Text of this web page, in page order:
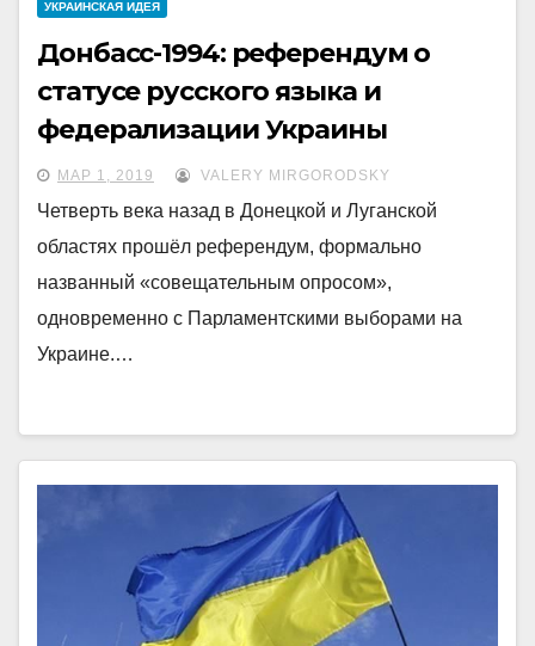
УКРАИНCКАЯ ИДЕЯ
Донбасс-1994: референдум о
статусе русского языка и
федерализации Украины
МАР 1, 2019 VALERY MIRGORODSKY
Четверть века назад в Донецкой и Луганской
областях прошёл референдум, формально
названный «совещательным опросом»,
одновременно с Парламентскими выборами на
Украине.…